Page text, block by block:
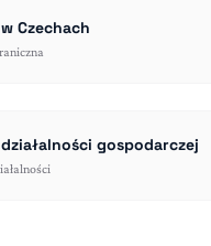
Czechach
gospodarczej